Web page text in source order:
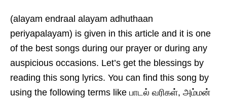
(alayam endraal alayam adhuthaan
periyapalayam) is given in this article and it is one
of the best songs during our prayer or during any
auspicious occasions. Let’s get the blessings by
reading this song lyrics. You can find this song by
using the following terms like பாடல் வரிகள், அம்மன்